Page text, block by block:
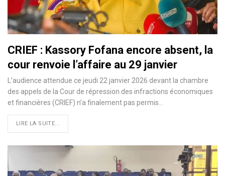
CRIEF : Kassory Fofana encore absent, la
cour renvoie l’affaire au 29 janvier
L’audience attendue ce jeudi 22 janvier 2026 devant la chambre
des appels de la Cour de répression des infractions économiques
et financières (CRIEF) n’a finalement pas permis…
LIRE LA SUITE...